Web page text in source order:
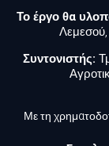
Το έργο θα
Συντονιστής:
Με τη